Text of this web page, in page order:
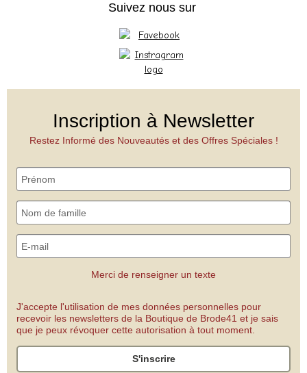
Suivez nous sur
Inscription à Newsletter
Restez Informé des Nouveautés et des Offres Spéciales !
Merci de renseigner un texte
J'accepte l'utilisation de mes données personnelles pour
recevoir les newsletters de la Boutique de Brode41 et je sais
que je peux révoquer cette autorisation à tout moment.
S'inscrire